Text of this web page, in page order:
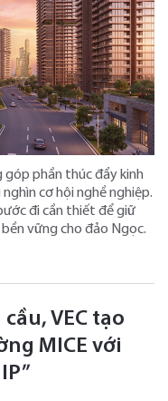
góp phần thúc đẩy kinh
nghìn cơ hội nghề nghiệp.
đi cần thiết để giữ
vững cho đảo Ngọc.
VEC tạo
MICE với